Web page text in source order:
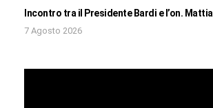
Incontro tra il Presidente Bardi e l’on. Mattia
7 Agosto 2026